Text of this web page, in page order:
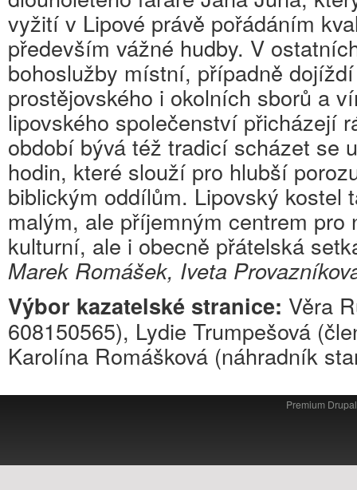
vyžití v Lipové právě pořádáním
především vážné hudby. V
bohoslužby místní, případně
prostějovského i okolních sborů a
lipovského společenství přicházejí
období bývá též tradicí scházet se
hodin, které slouží pro hlubší
biblickým oddílům. Lipovský kostel
malým, ale příjemným centrem pro
kulturní, ale i obecně přátelská
Marek Romášek, Iveta
Výbor kazatelské stranice: Věra
608150565), Lydie Trumpešová
Karolína Romášková (náhradník
Premium